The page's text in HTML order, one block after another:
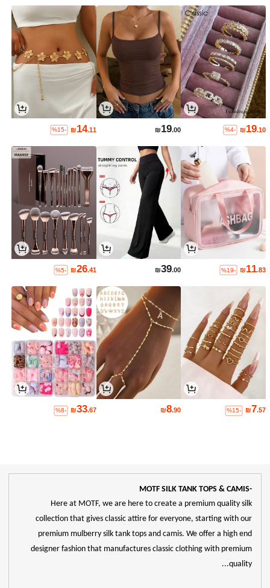
₪19.10
%4-
₪19.00
₪14.11
%15-
₪11.83
%19-
₪39.00
₪26.41
%5-
₪7.57
%15-
₪8.90
₪33.67
%8-
-MOTF SILK TANK TOPS & CAMIS
Here at MOTF, we are here to create a premium quality silk
collection that gives classic attire for everyone, starting with our
premium mulberry silk tank tops and camis. We offer a high end
designer fashion that manufactures classic clothing with premium
quality...